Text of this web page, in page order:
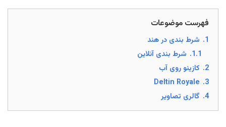
فهرست موضوعات
1. شرط بندی در هند
1.1. شرط بندی آنلاین
2. کازینو روی آب
3.
Deltin Royale
4. گالری تصاویر